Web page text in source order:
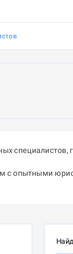
специалистов,
с опытными